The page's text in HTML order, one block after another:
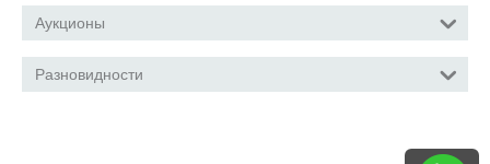
Аукционы
Разновидности